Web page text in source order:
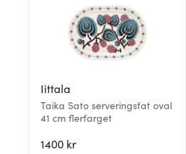
Iittala
Taika Sato serveringsfat oval
41 cm flerfarget
1400 kr